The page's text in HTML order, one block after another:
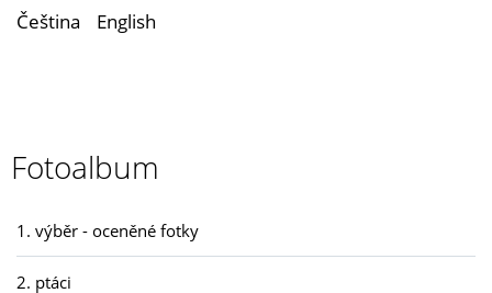
Čeština English
Fotoalbum
1. výběr - oceněné fotky
2. ptáci